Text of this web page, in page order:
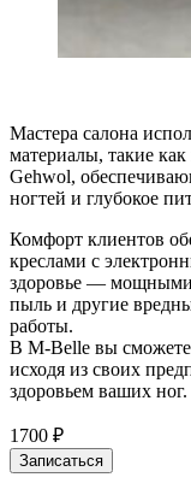
Мастера салона
материалы, такие
Gehwol,
ногтей и глубокое
Комфорт клиентов
креслами с
здоровье — мощными
пыль и другие
работы.
В M-Belle вы
исходя из своих
здоровьем ваших ног.
1700 ₽
Записаться